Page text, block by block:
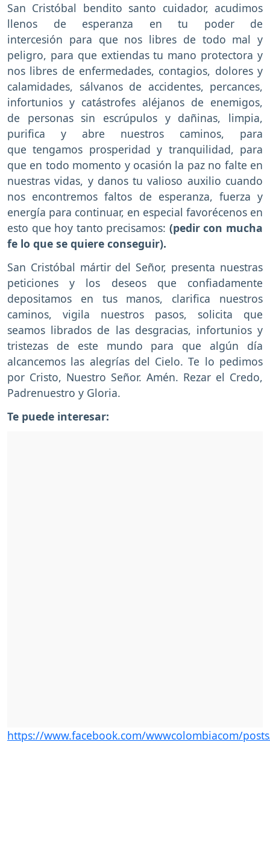
San Cristóbal bendito santo cuidador, acudimos
llenos de esperanza en tu poder de
intercesión para que nos libres de todo mal y
peligro, para que extiendas tu mano protectora y
nos libres de enfermedades, contagios, dolores y
calamidades, sálvanos de accidentes, percances,
infortunios y catástrofes aléjanos de enemigos,
de personas sin escrúpulos y dañinas, limpia,
purifica y abre nuestros caminos, para
que tengamos prosperidad y tranquilidad, para
que en todo momento y ocasión la paz no falte en
nuestras vidas, y danos tu valioso auxilio cuando
nos encontremos faltos de esperanza, fuerza y
energía para continuar, en especial favorécenos en
esto que hoy tanto precisamos: (pedir con mucha
fe lo que se quiere conseguir).
San Cristóbal mártir del Señor, presenta nuestras
peticiones y los deseos que confiadamente
depositamos en tus manos, clarifica nuestros
caminos, vigila nuestros pasos, solicita que
seamos librados de las desgracias, infortunios y
tristezas de este mundo para que algún día
alcancemos las alegrías del Cielo. Te lo pedimos
por Cristo, Nuestro Señor. Amén. Rezar el Credo,
Padrenuestro y Gloria.
Te puede interesar:
https://www.facebook.com/wwwcolombiacom/